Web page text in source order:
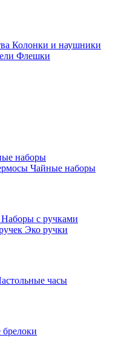
Колонки и наушники
Флешки
наборы
Чайные наборы
Наборы с ручками
Эко ручки
часы